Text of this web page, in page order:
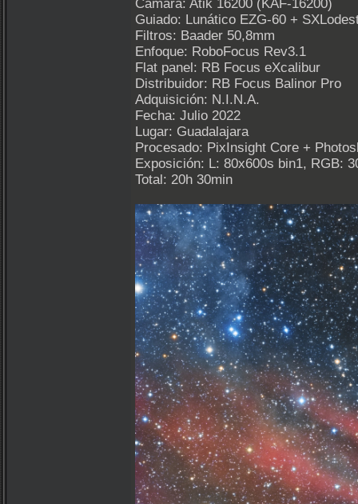
Cámara: Atik 16200 (KAF-16200)
Guiado: Lunático EZG-60 +
Filtros: Baader 50,8mm
Enfoque: RoboFocus Rev3.1
Flat panel: RB Focus eXcalibur
Distribuidor: RB Focus Balinor Pro
Adquisición: N.I.N.A.
Fecha: Julio 2022
Lugar: Guadalajara
Procesado: PixInsight Core +
Exposición: L: 80x600s bin1, RGB:
Total: 20h 30min